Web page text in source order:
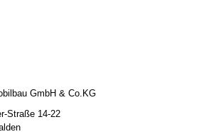
GmbH & Co.KG
Straße 14-22